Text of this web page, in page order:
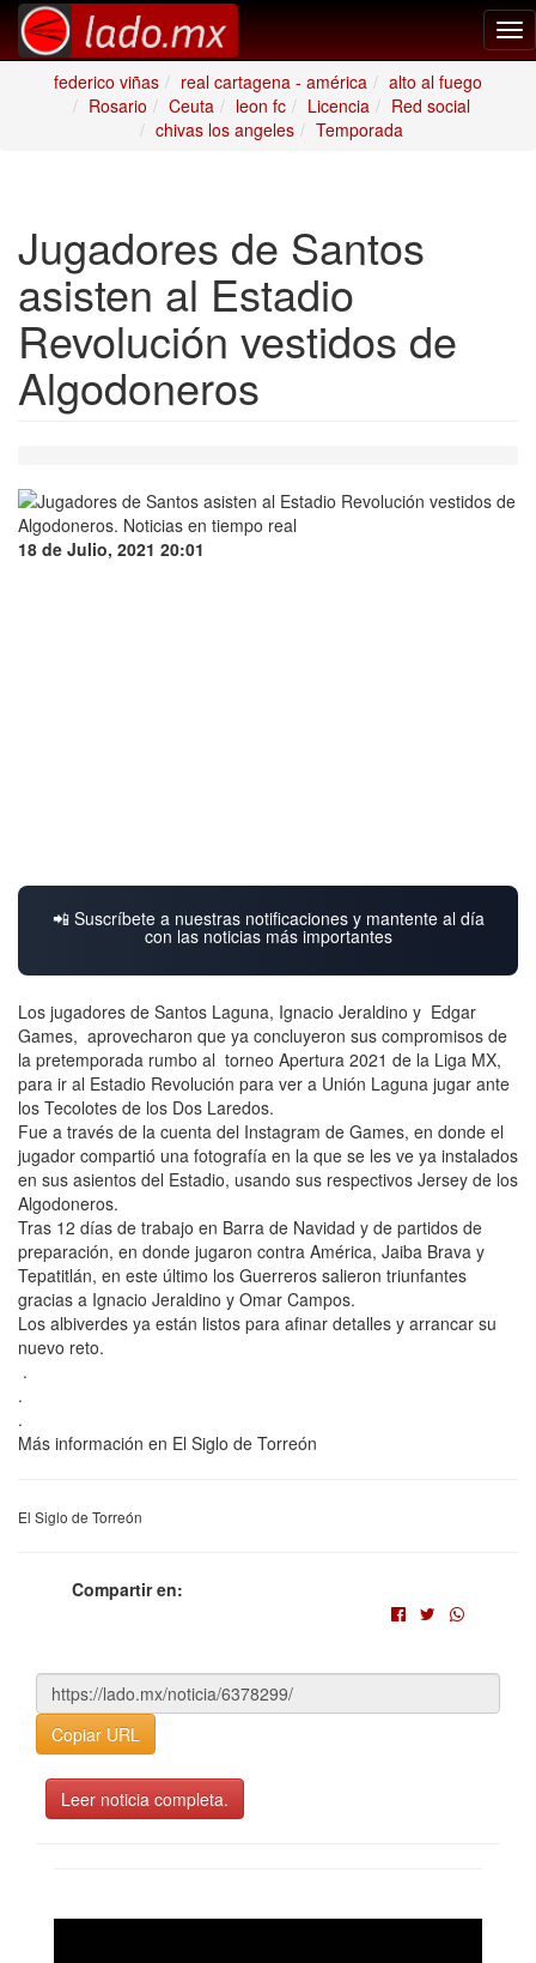
federico viñas
real cartagena - américa
alto al fuego
Rosario
Ceuta leon fc Licencia
Red social
chivas los angeles
Temporada
Jugadores de Santos
asisten al Estadio
Revolución vestidos de
Algodoneros
18 de Julio, 2021 20:01
📲 Suscríbete a nuestras notificaciones y mantente al día
con las noticias más importantes
Los jugadores de Santos Laguna, Ignacio Jeraldino y Edgar
Games, aprovecharon que ya concluyeron sus compromisos de
la pretemporada rumbo al torneo Apertura 2021 de la Liga MX,
para ir al Estadio Revolución para ver a Unión Laguna jugar ante
los Tecolotes de los Dos Laredos.
Fue a través de la cuenta del Instagram de Games, en donde el
jugador compartió una fotografía en la que se les ve ya instalados
en sus asientos del Estadio, usando sus respectivos Jersey de los
Algodoneros.
Tras 12 días de trabajo en Barra de Navidad y de partidos de
preparación, en donde jugaron contra América, Jaiba Brava y
Tepatitlán, en este último los Guerreros salieron triunfantes
gracias a Ignacio Jeraldino y Omar Campos.
Los albiverdes ya están listos para afinar detalles y arrancar su
nuevo reto.
.
.
.
Más información en El Siglo de Torreón
El Siglo de Torreón
Compartir en:
Copiar URL
Leer noticia completa.